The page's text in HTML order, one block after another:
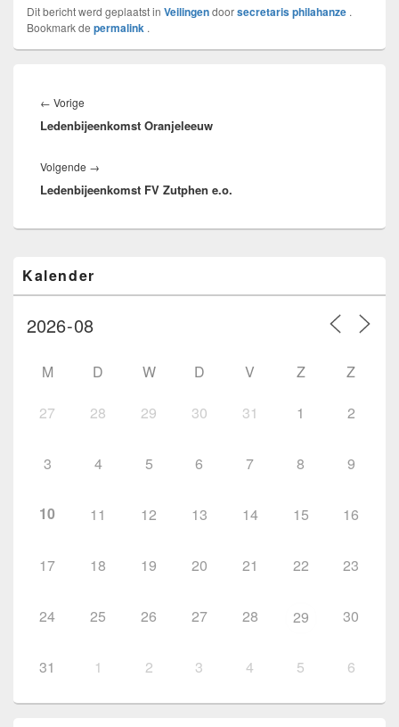
Dit bericht werd geplaatst in Veilingendoorsecretaris philahanze .
Bookmark de permalink .
navigatie
← Vorige
bericht:
Ledenbijeenkomst Oranjeleeuw
Volgende →
bericht:
Ledenbijeenkomst FV Zutphen e.o.
zijbalk
widget
Kalender
M D W D V Z Z
27 28 29 30 31 1 2
3 4 5 6 7 8 9
10 11 12 13 14 15 16
17 18 19 20 21 22 23
24 25 26 27 28 29 30
31 1 2 3 4 5 6